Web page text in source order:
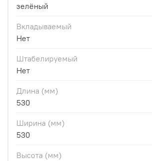
зелёный
Вкладываемый
Нет
Штабелируемый
Нет
Длина (мм)
530
Ширина (мм)
530
Высота (мм)